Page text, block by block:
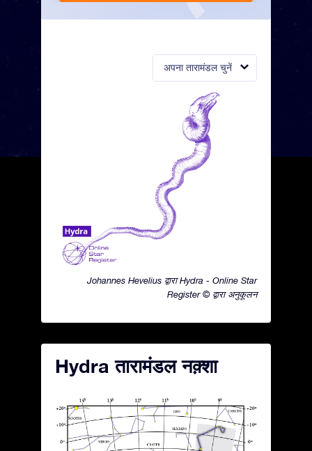
अपना तारामंडल चुनें
Johannes Hevelius द्वारा Hydra - Online Star
Register © द्वारा अनुकूलन
Hydra तारामंडल नक़्शा